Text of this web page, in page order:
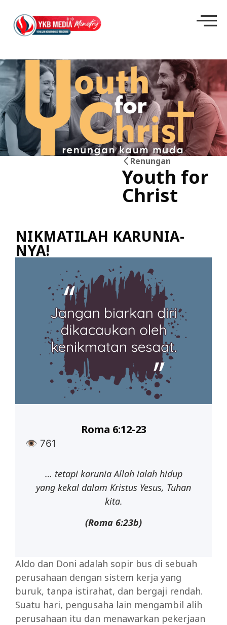
Renungan
Youth for
Christ
NIKMATILAH KARUNIA-
NYA!
👁 761
Roma 6:12-23
… tetapi karunia Allah ialah hidup
yang kekal dalam Kristus Yesus, Tuhan
kita.
(Roma 6:23b)
Aldo dan Doni adalah sopir bus di sebuah
perusahaan dengan sistem kerja yang
buruk, tanpa istirahat, dan bergaji rendah.
Suatu hari, pengusaha lain mengambil alih
perusahaan itu dan menawarkan pekerjaan